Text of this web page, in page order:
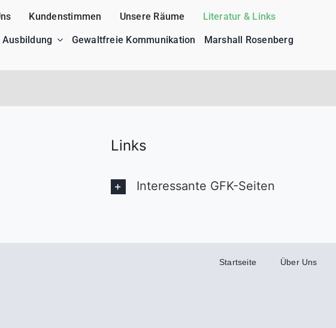
Kundenstimmen Unsere Räume Literatur & Links
Ausbildung Gewaltfreie Kommunikation Marshall Rosenberg
Links
Interessante GFK-Seiten
Startseite Über Uns